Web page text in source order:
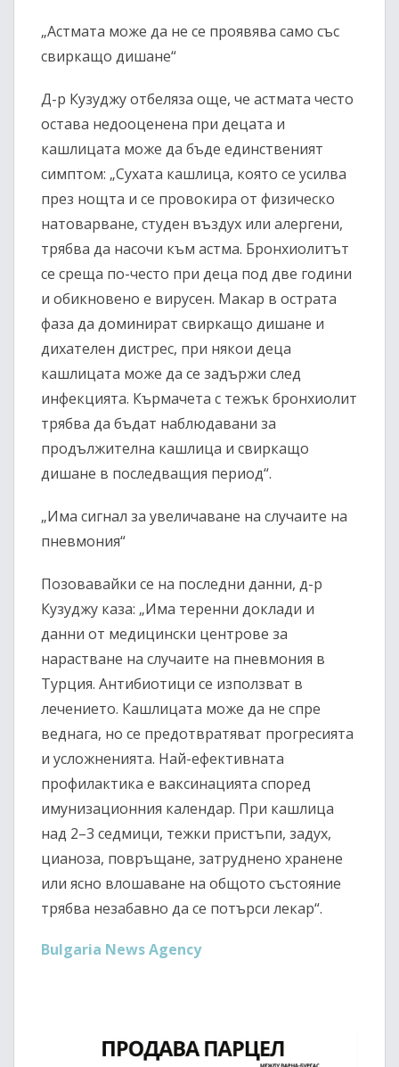
„Астмата може да не се проявява само със
свиркащо дишане“
Д-р Кузуджу отбеляза още, че астмата често
остава недооценена при децата и
кашлицата може да бъде единственият
симптом: „Сухата кашлица, която се усилва
през нощта и се провокира от физическо
натоварване, студен въздух или алергени,
трябва да насочи към астма. Бронхиолитът
се среща по-често при деца под две години
и обикновено е вирусен. Макар в острата
фаза да доминират свиркащо дишане и
дихателен дистрес, при някои деца
кашлицата може да се задържи след
инфекцията. Кърмачета с тежък бронхиолит
трябва да бъдат наблюдавани за
продължителна кашлица и свиркащо
дишане в последващия период“.
„Има сигнал за увеличаване на случаите на
пневмония“
Позовавайки се на последни данни, д-р
Кузуджу каза: „Има теренни доклади и
данни от медицински центрове за
нарастване на случаите на пневмония в
Турция. Антибиотици се използват в
лечението. Кашлицата може да не спре
веднага, но се предотвратяват прогресията
и усложненията. Най-ефективната
профилактика е ваксинацията според
имунизационния календар. При кашлица
над 2–3 седмици, тежки пристъпи, задух,
цианоза, повръщане, затруднено хранене
или ясно влошаване на общото състояние
трябва незабавно да се потърси лекар“.
Bulgaria News Agency